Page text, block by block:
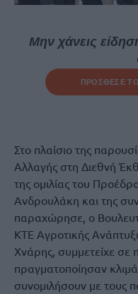
Μην χάνεις
ΠΡΟΣΘΕΣΕ ΤΟ
Στο πλαίσιο της
Αλλαγής στη Διεθνή
της ομιλίας του
Ανδρουλάκη και της
παραχώρησε, ο
ΚΤΕ Αγροτικής
Χνάρης, συμμετείχε σε
πραγματοποίησαν
συνομιλήσουν με τους